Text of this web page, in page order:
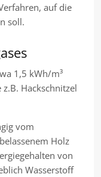
auf die
soll.
1,5 kWh/m³
Hackschnitzel
vom
Holz
von
Wasserstoff